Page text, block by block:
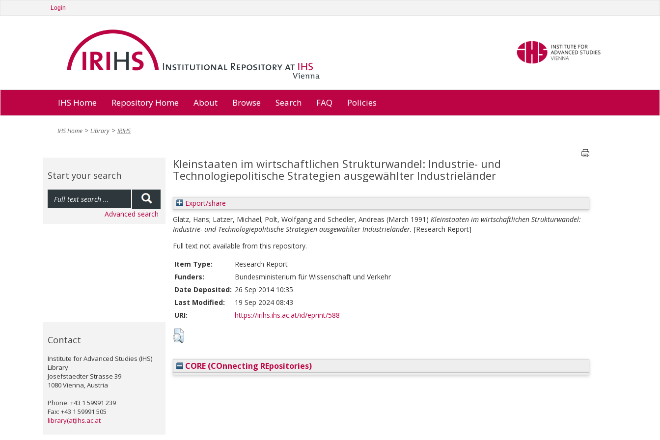
Login
IHS Home Repository Home About Browse Search FAQ Policies
IHS Home Library IRIHS
Start your search
Advanced search
Contact
Institute for Advanced Studies (IHS)
Library
Josefstaedter Strasse 39
1080 Vienna, Austria
Phone: +43 1 59991 239
Fax: +43 1 59991 505
library(at)ihs.ac.at
Kleinstaaten im wirtschaftlichen Strukturwandel: Industrie- und
Technologiepolitische Strategien ausgewählter Industrieländer
Export/share
Glatz, Hans; Latzer, Michael; Polt, Wolfgang and Schedler, Andreas (March 1991) Kleinstaaten im wirtschaftlichen Strukturwandel:
Industrie- und Technologiepolitische Strategien ausgewählter Industrieländer. [Research Report]
Full text not available from this repository.
Item Type:
Research Report
Funders:
Bundesministerium für Wissenschaft und Verkehr
Date Deposited: 26 Sep 2014 10:35
Last Modified:
19 Sep 2024 08:43
URI:
https://irihs.ihs.ac.at/id/eprint/588
CORE (COnnecting REpositories)